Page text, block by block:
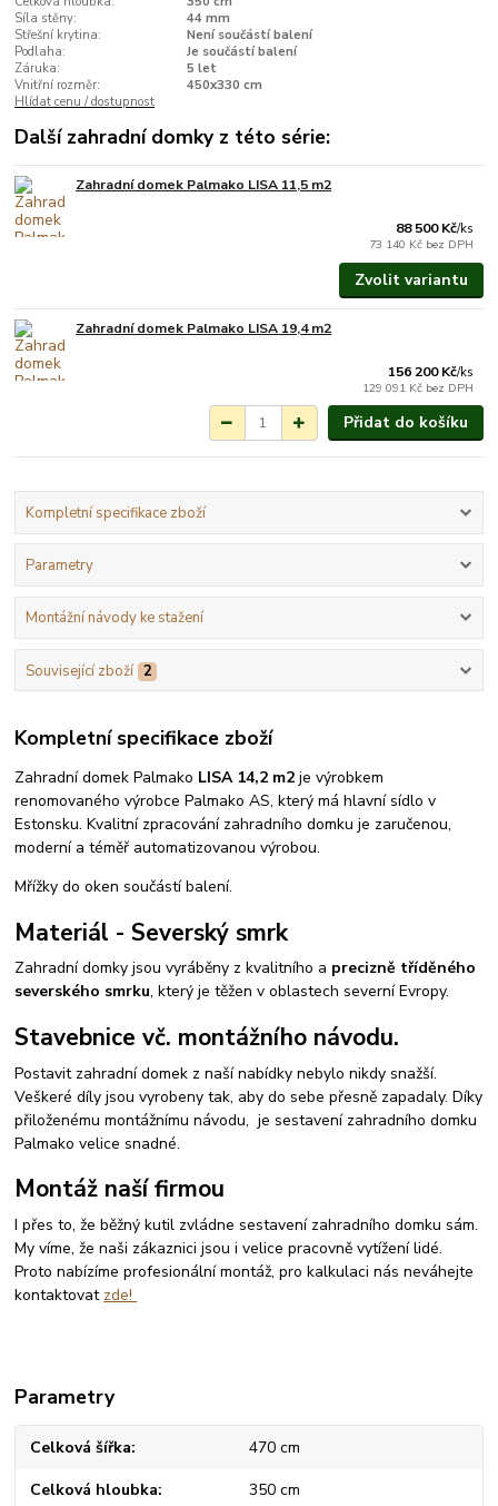
Síla stěny:
44 mm
Střešní krytina:
Není součástí balení
Podlaha:
Je součástí balení
Záruka:
5 let
Vnitřní rozměr:
450x330 cm
Hlídat cenu / dostupnost
Další zahradní domky z této série:
Zahradní domek Palmako LISA 11,5 m2
88 500 Kč/ks
73 140 Kč bez DPH
Zvolit variantu
Zahradní domek Palmako LISA 19,4 m2
156 200 Kč/ks
129 091 Kč bez DPH
Přidat do košíku
Kompletní specifikace zboží
Parametry
Montážní návody ke stažení
Související zboží 2
Kompletní specifikace zboží
Zahradní domek Palmako LISA 14,2 m2je výrobkem
renomovaného výrobce Palmako AS, který má hlavní sídlo v
Estonsku. Kvalitní zpracování zahradního domku je zaručenou,
moderní a téměř automatizovanou výrobou.
Mřížky do oken součástí balení.
Materiál - Severský smrk
Zahradní domky jsou vyráběny z kvalitního a precizně tříděného
severského smrku, který je těžen v oblastech severní Evropy.
Stavebnice vč. montážního návodu.
Postavit zahradní domek z naší nabídky nebylo nikdy snažší.
Veškeré díly jsou vyrobeny tak, aby do sebe přesně zapadaly. Díky
přiloženému montážnímu návodu, je sestavení zahradního domku
Palmako velice snadné.
Montáž naší firmou
I přes to, že běžný kutil zvládne sestavení zahradního domku sám.
My víme, že naši zákaznici jsou i velice pracovně vytížení lidé.
Proto nabízíme profesionální montáž, pro kalkulaci nás neváhejte
kontaktovat zde!
Parametry
Celková šířka 470 cm
Celková hloubka 350 cm